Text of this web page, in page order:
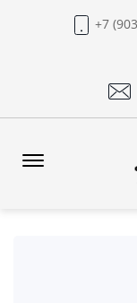
+7